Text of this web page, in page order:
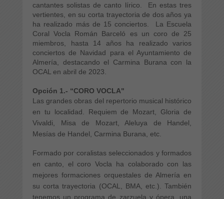
cantantes solistas de canto lírico. En estas tres
vertientes, en su corta trayectoria de dos años ya
ha realizado más de 15 conciertos. La Escuela
Coral Vocla Román Barceló es un coro de 25
miembros, hasta 14 años ha realizado varios
conciertos de Navidad para el Ayuntamiento de
Almería, destacando el Carmina Burana con la
OCAL en abril de 2023.
Opción 1.- “CORO VOCLA"
Las grandes obras del repertorio musical histórico
en tu localidad. Requiem de Mozart, Gloria de
Vivaldi, Misa de Mozart, Aleluya de Handel,
Mesías de Handel, Carmina Burana, etc.
Formado por coralistas seleccionados y formados
en canto, el coro Vocla ha colaborado con las
mejores formaciones orquestales de Almería en
su corta trayectoria (OCAL, BMA, etc.). También
tenemos un programa de zarzuela y ópera, una